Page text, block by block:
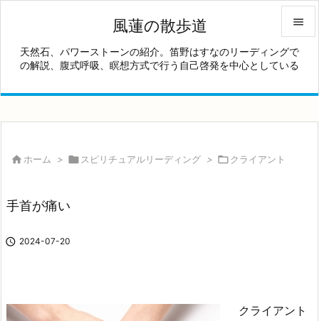
風蓮の散歩道
天然石、パワーストーンの紹介。笛野はすなのリーディングで
の解説、腹式呼吸、瞑想方式で行う自己啓発を中心としている


メニュ

 ホーム >  スピリチュアルリーディング > クライアント
手首が痛い
 2024-07-20
クライアント